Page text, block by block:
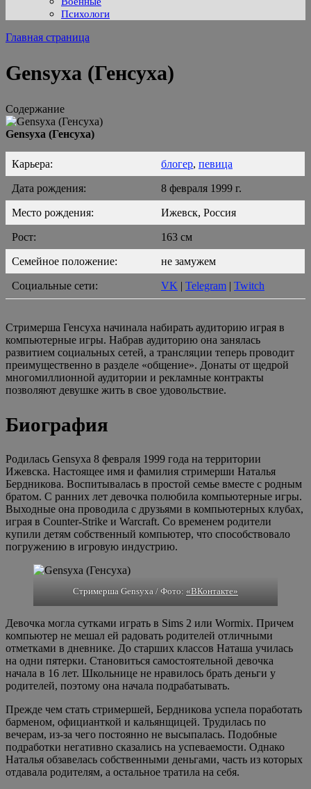
Психологи
Главная страница
Gensyxa (Генсуха)
Содержание
Gensyxa (Генсуха)
Карьера: блогер, певица
Дата рождения: 8 февраля 1999 г.
Место рождения: Ижевск, Россия
Рост: 163 см
Семейное положение: не замужем
Социальные сети: VK | Telegram | Twitch
Стримерша Генсуха начинала набирать аудиторию играя в
компьютерные игры. Набрав аудиторию она занялась
развитием социальных сетей, а трансляции теперь проводит
преимущественно в разделе «общение». Донаты от щедрой
многомиллионной аудитории и рекламные контракты
позволяют девушке жить в свое удовольствие.
Биография
Родилась Gensyxa 8 февраля 1999 года на территории
Ижевска. Настоящее имя и фамилия стримерши Наталья
Бердникова. Воспитывалась в простой семье вместе с родным
братом. С ранних лет девочка полюбила компьютерные игры.
Выходные она проводила с друзьями в компьютерных клубах,
играя в Counter-Strike и Warcraft. Со временем родители
купили детям собственный компьютер, что способствовало
погружению в игровую индустрию.
Стримерша Gensyxa / Фото: «ВКонтакте»
Девочка могла сутками играть в Sims 2 или Wormix. Причем
компьютер не мешал ей радовать родителей отличными
отметками в дневнике. До старших классов Наташа училась
на одни пятерки. Становиться самостоятельной девочка
начала в 16 лет. Школьнице не нравилось брать деньги у
родителей, поэтому она начала подрабатывать.
Прежде чем стать стримершей, Бердникова успела поработать
барменом, официанткой и кальянщицей. Трудилась по
вечерам, из-за чего постоянно не высыпалась. Подобные
подработки негативно сказались на успеваемости. Однако
Наталья обзавелась собственными деньгами, часть из которых
отдавала родителям, а остальное тратила на себя.